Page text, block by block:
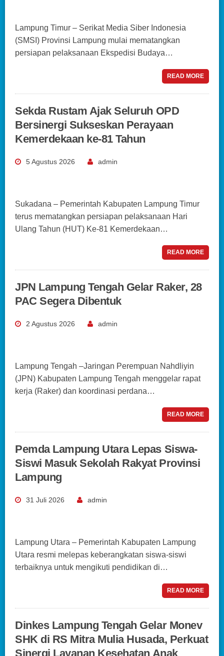
Lampung Timur – Serikat Media Siber Indonesia
(SMSI) Provinsi Lampung mulai mematangkan
persiapan pelaksanaan Ekspedisi Budaya…
READ MORE
Sekda Rustam Ajak Seluruh OPD
Bersinergi Sukseskan Perayaan
Kemerdekaan ke-81 Tahun
5 Agustus 2026 admin
Sukadana – Pemerintah Kabupaten Lampung Timur
terus mematangkan persiapan pelaksanaan Hari
Ulang Tahun (HUT) Ke-81 Kemerdekaan…
READ MORE
JPN Lampung Tengah Gelar Raker, 28
PAC Segera Dibentuk
2 Agustus 2026 admin
Lampung Tengah –Jaringan Perempuan Nahdliyin
(JPN) Kabupaten Lampung Tengah menggelar rapat
kerja (Raker) dan koordinasi perdana…
READ MORE
Pemda Lampung Utara Lepas Siswa-
Siswi Masuk Sekolah Rakyat Provinsi
Lampung
31 Juli 2026 admin
Lampung Utara – Pemerintah Kabupaten Lampung
Utara resmi melepas keberangkatan siswa-siswi
terbaiknya untuk mengikuti pendidikan di…
READ MORE
Dinkes Lampung Tengah Gelar Monev
SHK di RS Mitra Mulia Husada, Perkuat
Sinergi Layanan Kesehatan Anak